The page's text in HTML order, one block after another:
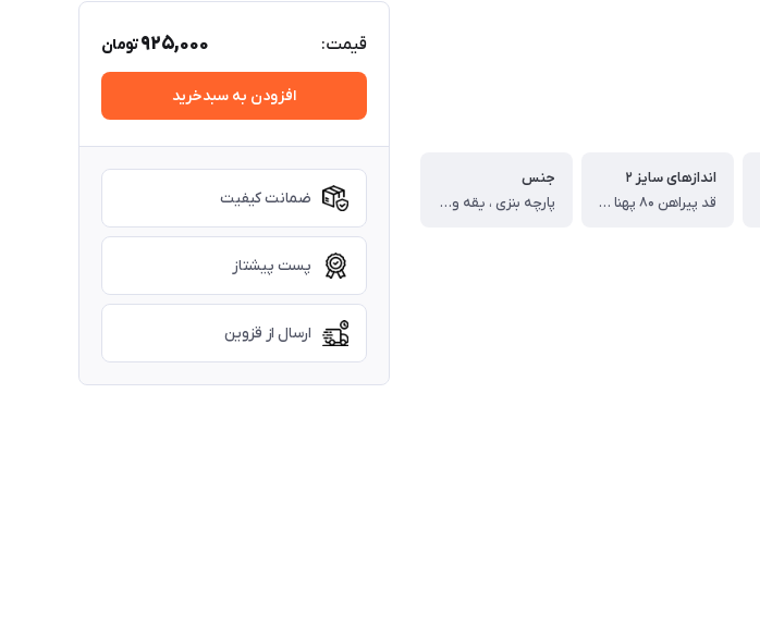
اندازهای سایز ۲
قد پیراهن ۸۰ پهنا از یکطرف ۴۲ سانت
جنس
پارچه بنزی ، یقه و آستین سفید کار شده
قیمت: 925,000تومان
افزودن به سبدخرید
ضمانت کیفیت
پست پیشتاز
ارسال از قزوین